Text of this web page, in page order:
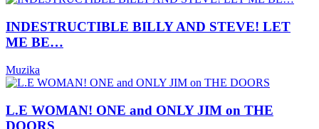
INDESTRUCTIBLE BILLY AND STEVE! LET
ME BE…
Muzika
L.E WOMAN! ONE and ONLY JIM on THE
DOORS